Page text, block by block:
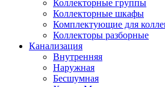
Коллекторные группы
Коллекторные шкафы
Комплектующие для
Коллекторы разборные
Канализация
Внутренняя
Наружная
Бесшумная